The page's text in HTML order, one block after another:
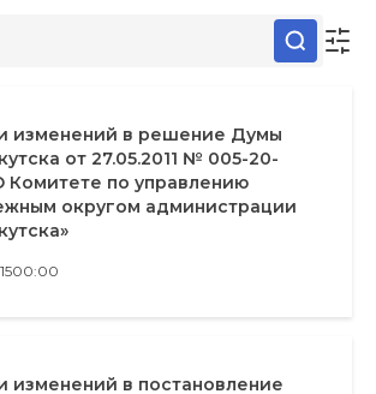
изменений в решение Думы
от 27.05.2011 № 005-20-
Комитете по управлению
округом администрации
00:00
изменений в постановление